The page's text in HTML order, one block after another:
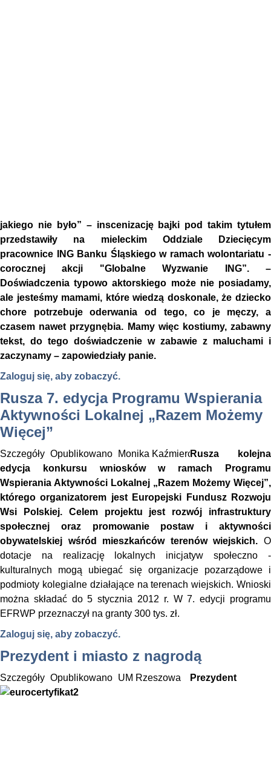
jakiego nie było” – inscenizację bajki pod takim tytułem
przedstawiły na mieleckim Oddziale Dziecięcym
pracownice ING Banku Śląskiego w ramach wolontariatu -
corocznej akcji "Globalne Wyzwanie ING”. –
Doświadczenia typowo aktorskiego może nie posiadamy,
ale jesteśmy mamami, które wiedzą doskonale, że dziecko
chore potrzebuje oderwania od tego, co je męczy, a
czasem nawet przygnębia. Mamy więc kostiumy, zabawny
tekst, do tego doświadczenie w zabawie z maluchami i
zaczynamy – zapowiedziały panie.
Zaloguj się, aby zobaczyć.
Rusza 7. edycja Programu Wspierania
Aktywności Lokalnej „Razem Możemy
Więcej”
Szczegóły Opublikowano Monika KaźmierczakRusza kolejna
edycja konkursu wniosków w ramach Programu
Wspierania Aktywności Lokalnej „Razem Możemy Więcej”,
którego organizatorem jest Europejski Fundusz Rozwoju
Wsi Polskiej. Celem projektu jest rozwój infrastruktury
społecznej oraz promowanie postaw i aktywności
obywatelskiej wśród mieszkańców terenów wiejskich. O
dotacje na realizację lokalnych inicjatyw społeczno -
kulturalnych mogą ubiegać się organizacje pozarządowe i
podmioty kolegialne działające na terenach wiejskich. Wnioski
można składać do 5 stycznia 2012 r. W 7. edycji programu
EFRWP przeznaczył na granty 300 tys. zł.
Zaloguj się, aby zobaczyć.
Prezydent i miasto z nagrodą
Szczegóły Opublikowano UM Rzeszowa Prezydent